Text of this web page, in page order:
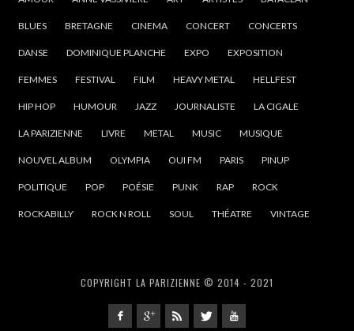
BLUES BRETAGNE CINEMA CONCERT CONCERTS
DANSE DOMINIQUE PLANCHE EXPO EXPOSITION
FEMMES FESTIVAL FILM HEAVY METAL HELLFEST
HIP HOP HUMOUR JAZZ JOURNALISTE LA CIGALE
LA PARIZIENNE LIVRE METAL MUSIC MUSIQUE
NOUVEL ALBUM OLYMPIA OUI FM PARIS PINUP
POLITIQUE POP POÉSIE PUNK RAP ROCK
ROCKABILLY ROCK N ROLL SOUL THÉATRE VINTAGE
COPYRIGHT LA PARIZIENNE © 2014 - 2021